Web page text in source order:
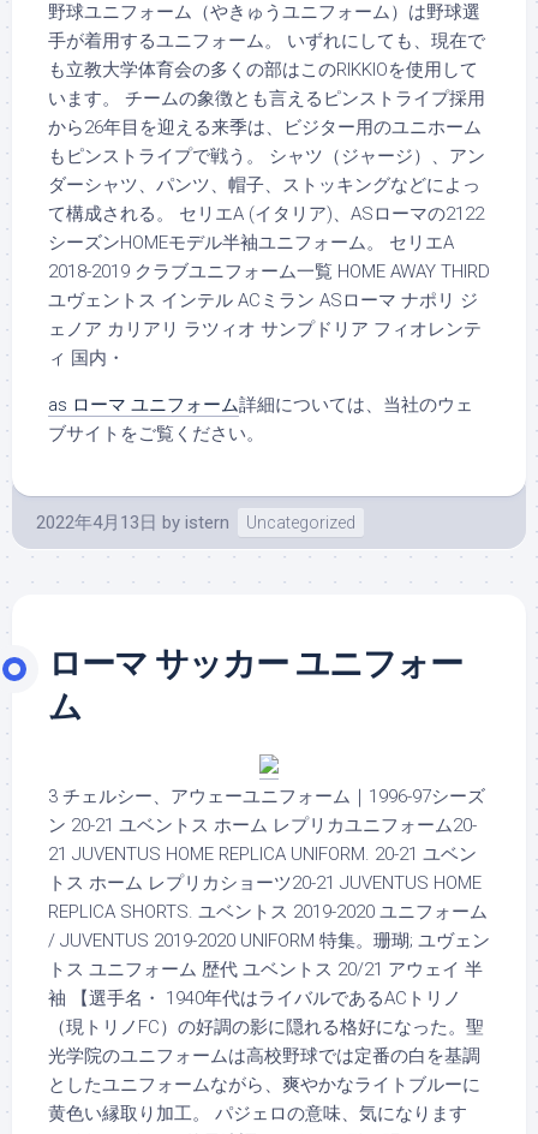
野球ユニフォーム（やきゅうユニフォーム）は野球選
手が着用するユニフォーム。 いずれにしても、現在で
も立教大学体育会の多くの部はこのRIKKIOを使用して
います。 チームの象徴とも言えるピンストライプ採用
から26年目を迎える来季は、ビジター用のユニホーム
もピンストライプで戦う。 シャツ（ジャージ）、アン
ダーシャツ、パンツ、帽子、ストッキングなどによっ
て構成される。 セリエA (イタリア)、ASローマの2122
シーズンHOMEモデル半袖ユニフォーム。 セリエA
2018-2019 クラブユニフォーム一覧 HOME AWAY THIRD
ユヴェントス インテル ACミラン ASローマ ナポリ ジ
ェノア カリアリ ラツィオ サンプドリア フィオレンテ
ィ 国内・
as ローマ ユニフォーム詳細については、当社のウェ
ブサイトをご覧ください。
2022年4月13日 by istern Uncategorized
ローマ サッカー ユニフォー
ム
3 チェルシー、アウェーユニフォーム｜1996-97シーズ
ン 20-21 ユベントス ホーム レプリカユニフォーム20-
21 JUVENTUS HOME REPLICA UNIFORM. 20-21 ユベン
トス ホーム レプリカショーツ20-21 JUVENTUS HOME
REPLICA SHORTS. ユベントス 2019-2020 ユニフォーム
/ JUVENTUS 2019-2020 UNIFORM 特集。珊瑚; ユヴェン
トス ユニフォーム 歴代 ユベントス 20/21 アウェイ 半
袖 【選手名・ 1940年代はライバルであるACトリノ
（現トリノFC）の好調の影に隠れる格好になった。聖
光学院のユニフォームは高校野球では定番の白を基調
としたユニフォームながら、爽やかなライトブルーに
黄色い縁取り加工。 パジェロの意味、気になります